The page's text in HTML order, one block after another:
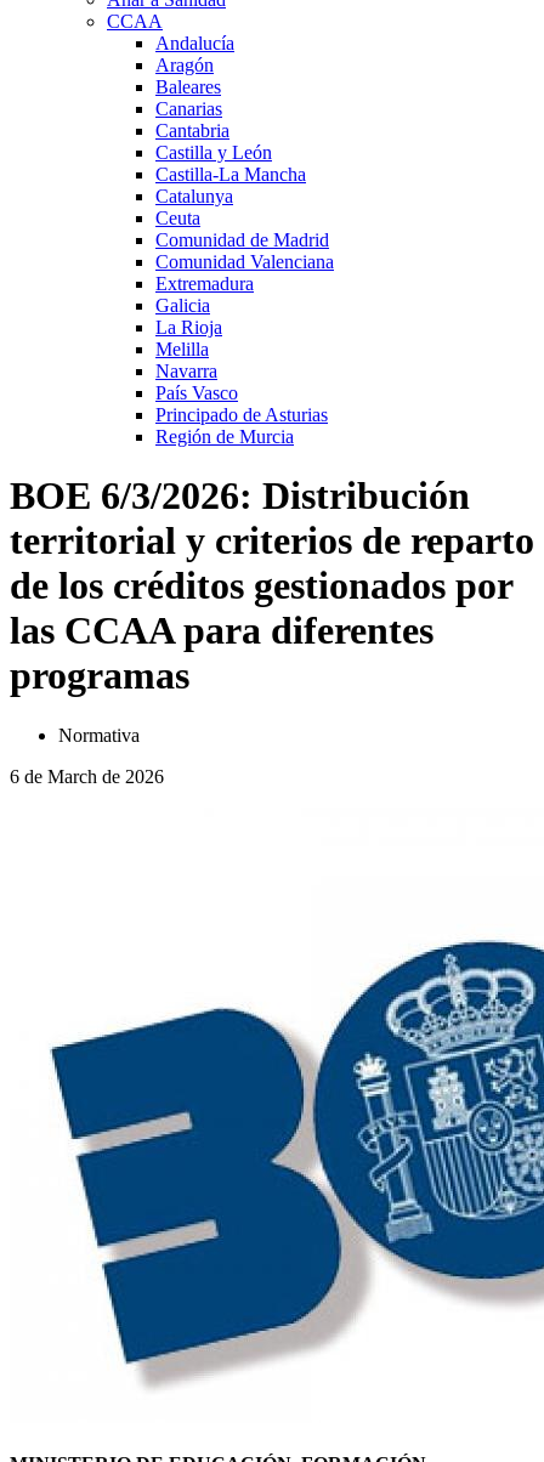
CCAA
Andalucía
Aragón
Baleares
Canarias
Cantabria
Castilla y León
Castilla-La Mancha
Catalunya
Ceuta
Comunidad de Madrid
Comunidad Valenciana
Extremadura
Galicia
La Rioja
Melilla
Navarra
País Vasco
Principado de Asturias
Región de Murcia
BOE 6/3/2026: Distribución
territorial y criterios de reparto
de los créditos gestionados por
las CCAA para diferentes
programas
Normativa
6 de March de 2026